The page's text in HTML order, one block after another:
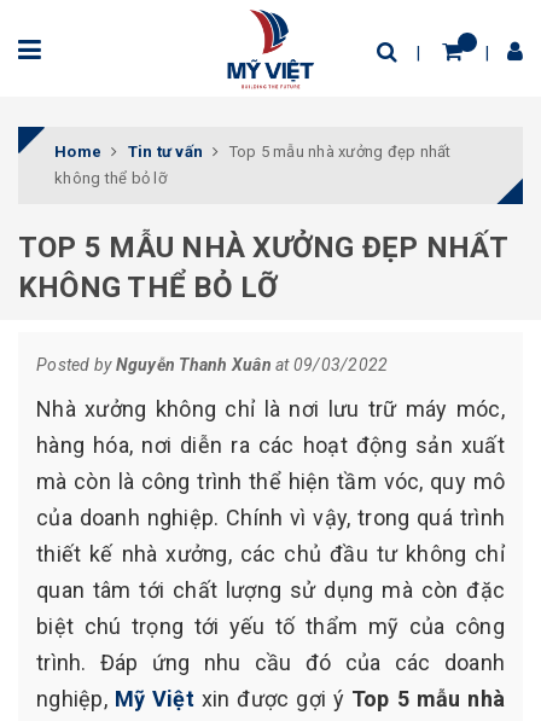
Home Tin tư vấn
Top 5 mẫu nhà xưởng đẹp nhất
không thể bỏ lỡ
TOP 5 MẪU NHÀ XƯỞNG ĐẸP NHẤT
KHÔNG THỂ BỎ LỠ
Posted byNguyễn Thanh Xuân at 09/03/2022
Nhà xưởng không chỉ là nơi lưu trữ máy móc,
hàng hóa, nơi diễn ra các hoạt động sản xuất
mà còn là công trình thể hiện tầm vóc, quy mô
của doanh nghiệp. Chính vì vậy, trong quá trình
thiết kế nhà xưởng, các chủ đầu tư không chỉ
quan tâm tới chất lượng sử dụng mà còn đặc
biệt chú trọng tới yếu tố thẩm mỹ của công
trình. Đáp ứng nhu cầu đó của các doanh
nghiệp, Mỹ Việtxin được gợi ý Top 5 mẫu nhà